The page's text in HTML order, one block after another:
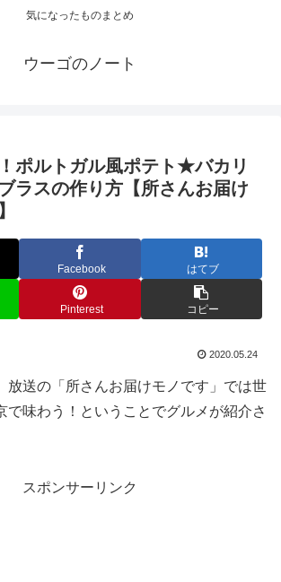
気になったものまとめ
ウーゴのノート
ポルトガル風ポテト★バカリ
ラスの作り方【所さんお届け
Facebook はてブ
Pinterest コピー
2020.05.24
放送の「所さんお届けモノです」では世
で味わう！ということでグルメが紹介さ
スポンサーリンク